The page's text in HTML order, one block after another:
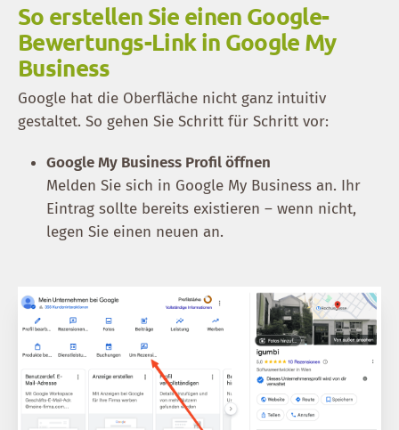
So erstellen Sie einen Google-
Bewertungs-Link in Google My
Business
Google hat die Oberfläche nicht ganz intuitiv
gestaltet. So gehen Sie Schritt für Schritt vor:
Google My Business Profil öffnen
Melden Sie sich in Google My Business an. Ihr
Eintrag sollte bereits existieren – wenn nicht,
legen Sie einen neuen an.